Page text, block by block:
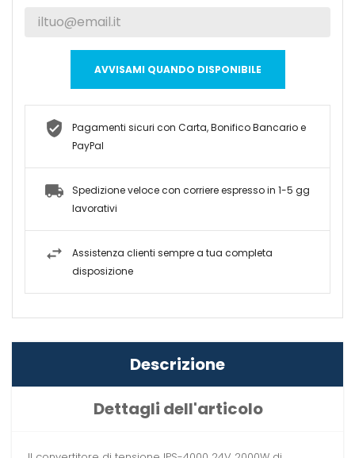
AVVISAMI QUANDO DISPONIBILE
Pagamenti sicuri con Carta, Bonifico Bancario e
PayPal
Spedizione veloce con corriere espresso in 1-5 gg
lavorativi
Assistenza clienti sempre a tua completa
disposizione
Descrizione
Dettagli dell'articolo